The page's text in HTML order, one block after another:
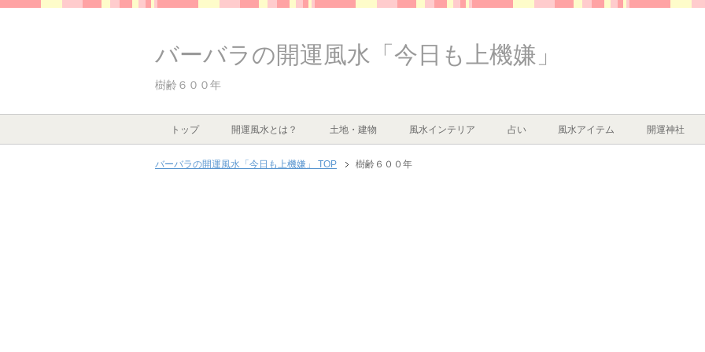
バーバラの開運風水「今日も上機嫌」
樹齢６００年
トップ 開運風水とは？ 土地・建物 風水インテリア 占い 風水アイテム 開運神社
バーバラの開運風水「今日も上機嫌」 TOP 樹齢６００年